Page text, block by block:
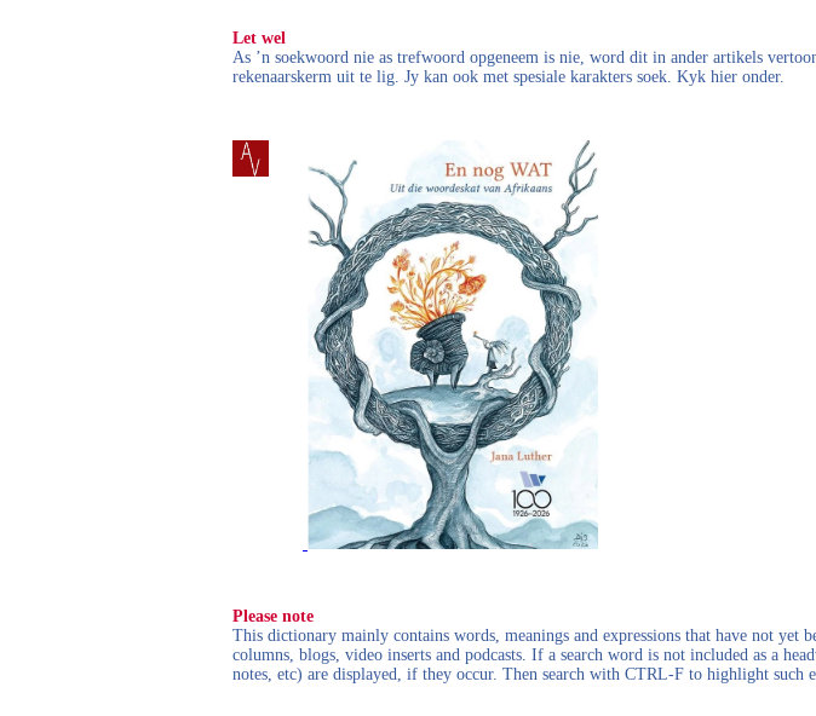
Let wel
As ’n soekwoord nie as trefwoord opgeneem is nie, word dit in ander artikels
rekenaarskerm uit te lig. Jy kan ook met spesiale karakters soek. Kyk hier onder.
Please note
This dictionary mainly contains words, meanings and expressions that have not
columns, blogs, video inserts and podcasts. If a search word is not included as a
notes, etc) are displayed, if they occur. Then search with CTRL-F to highlight such